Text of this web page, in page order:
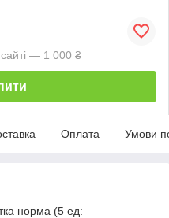
— 1 000 ₴
Оплата Умови
норма (5 ед: